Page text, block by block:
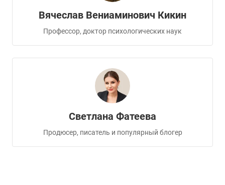
Вячеслав Вениаминович Кикин
Профессор, доктор психологических наук
Светлана Фатеева
Продюсер, писатель и популярный блогер